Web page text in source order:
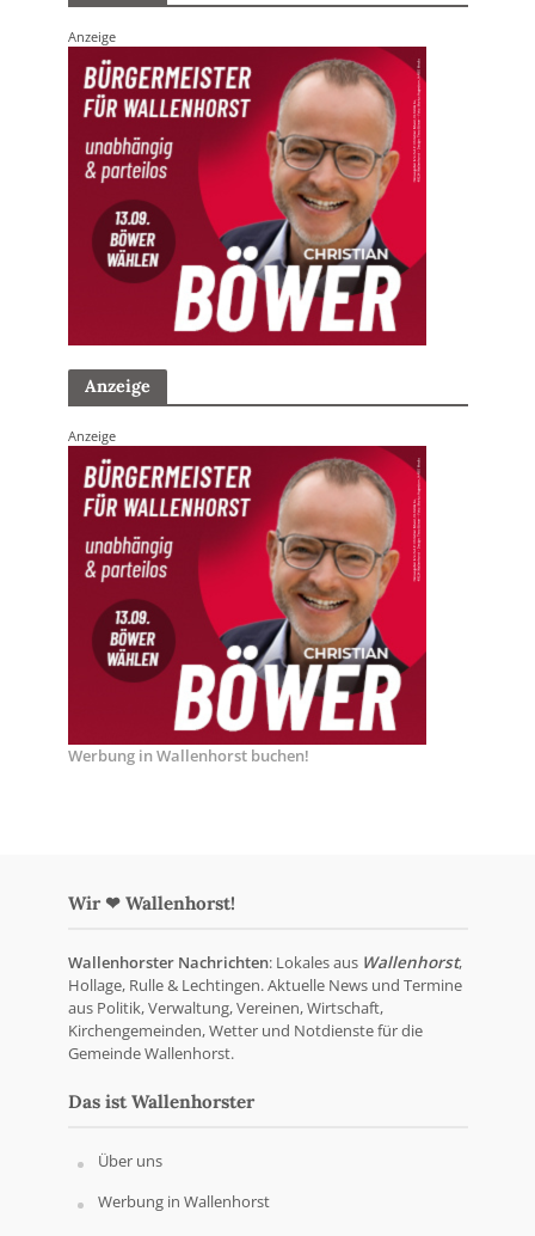
Anzeige
Anzeige
Anzeige
Werbung in Wallenhorst buchen!
Wir ❤ Wallenhorst!
Wallenhorster Nachrichten: Lokales aus Wallenhorst,
Hollage, Rulle & Lechtingen. Aktuelle News und Termine
aus Politik, Verwaltung, Vereinen, Wirtschaft,
Kirchengemeinden, Wetter und Notdienste für die
Gemeinde Wallenhorst.
Das ist Wallenhorster
Über uns
Werbung in Wallenhorst